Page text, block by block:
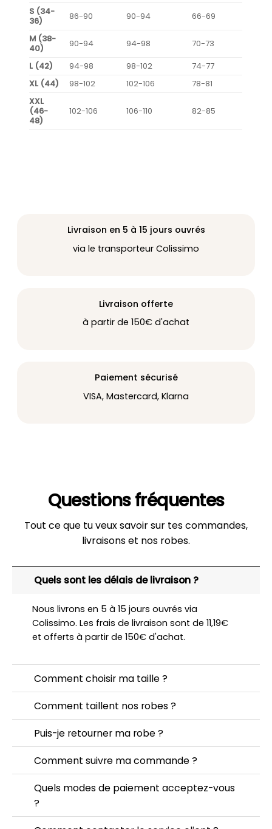
S (34-
36)
86-90 90-94
66-69
M (38-
40)
90-94 94-98
70-73
L (42)
94-98 98-102
74-77
XL (44)
98-102 102-106
78-81
XXL
(46-
48)
102-106 106-110 82-85
Livraison en 5 à 15 jours ouvrés
via le transporteur Colissimo
Livraison offerte
à partir de 150€ d'achat
Paiement sécurisé
VISA, Mastercard, Klarna
Questions fréquentes
Tout ce que tu veux savoir sur tes commandes,
livraisons et nos robes.
Quels sont les délais de livraison ?
Nous livrons en 5 à 15 jours ouvrés via
Colissimo. Les frais de livraison sont de 11,19€
et offerts à partir de 150€ d'achat.
Comment choisir ma taille ?
Comment taillent nos robes ?
Puis-je retourner ma robe ?
Comment suivre ma commande ?
Quels modes de paiement acceptez-vous
?